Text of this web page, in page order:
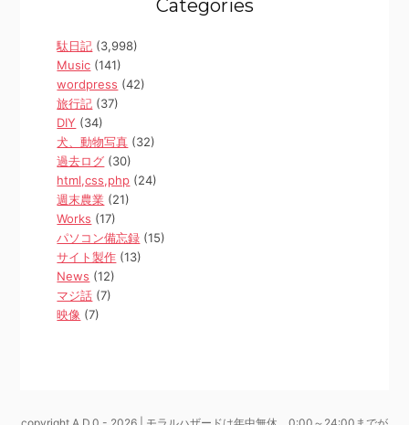
Categories
駄日記 (3,998)
Music (141)
wordpress (42)
旅行記 (37)
DIY (34)
犬、動物写真 (32)
過去ログ (30)
html,css,php (24)
週末農業 (21)
Works (17)
パソコン備忘録 (15)
サイト製作 (13)
News (12)
マジ話 (7)
映像 (7)